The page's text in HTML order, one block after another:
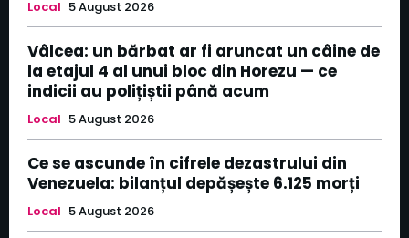
Local 5 August 2026
Vâlcea: un bărbat ar fi aruncat un câine de
la etajul 4 al unui bloc din Horezu — ce
indicii au polițiștii până acum
Local 5 August 2026
Ce se ascunde în cifrele dezastrului din
Venezuela: bilanțul depășește 6.125 morți
Local 5 August 2026